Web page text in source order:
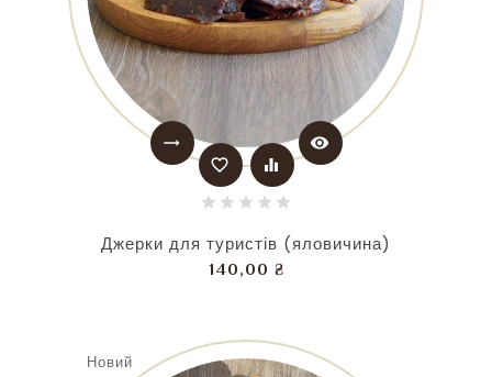
trending_flat
favorite_border
equalizer
visibility
Джерки для туристів (яловичина)
140,00 ₴Ціна
Новий